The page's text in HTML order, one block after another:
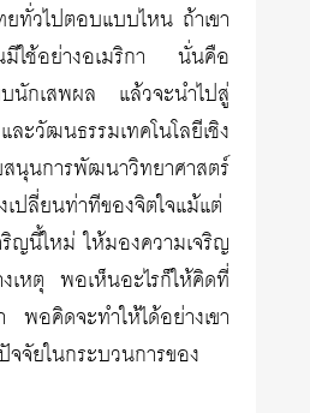
ทั่วไปตอบแบบไหน ถ้าเขา
มีใช้อย่างอเมริกา นั่นคือ
นักเสพผล แล้วจะนำไปสู่
ะวัฒนธรรมเทคโนโลยีเชิง
นุนการพัฒนาวิทยาศาสตร์
ปลี่ยนท่าทีของจิตใจแม้แต่
ญนี้ใหม่ ให้มองความเจริญ
เหตุ พอเห็นอะไรก็ให้คิดที่
พอคิดจะทำให้ได้อย่างเขา
จัยในกระบวนการของ